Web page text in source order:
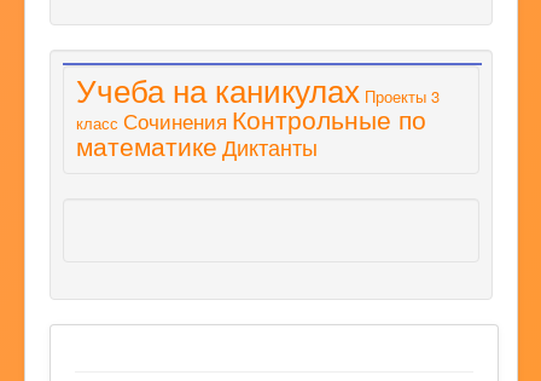
Учеба на каникулах Проекты 3
класс Сочинения Контрольные по
математике Диктанты